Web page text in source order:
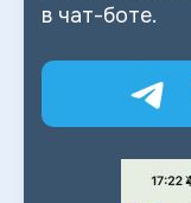
в чат-боте.